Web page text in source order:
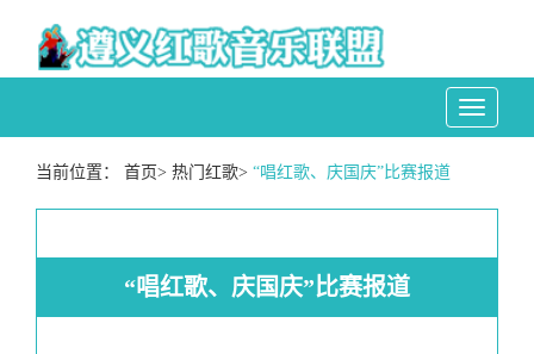
Toggle
当前位置： 首页> 热门红歌> “唱红歌、庆国庆”比赛报道
“唱红歌、庆国庆”比赛报道